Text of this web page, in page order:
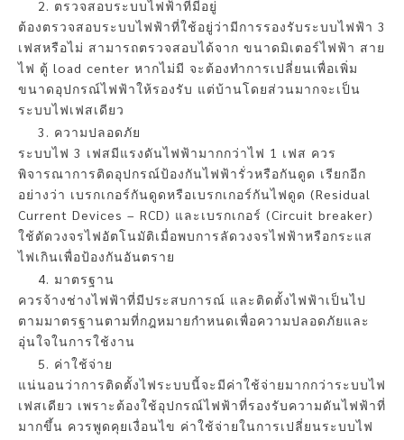
ตรวจสอบระบบไฟฟ้าที่มีอยู่
ต้องตรวจสอบระบบไฟฟ้าที่ใช้อยู่ว่ามีการรองรับระบบไฟฟ้า 3
เฟสหรือไม่ สามารถตรวจสอบได้จาก ขนาดมิเตอร์ไฟฟ้า สาย
ไฟ ตู้ load center หากไม่มี จะต้องทำการเปลี่ยนเพื่อเพิ่ม
ขนาดอุปกรณ์ไฟฟ้าให้รองรับ แต่บ้านโดยส่วนมากจะเป็น
ระบบไฟเฟสเดียว
ความปลอดภัย
ระบบไฟ 3 เฟสมีแรงดันไฟฟ้ามากกว่าไฟ 1 เฟส ควร
พิจารณาการติดอุปกรณ์ป้องกันไฟฟ้ารั่วหรือกันดูด เรียกอีก
อย่างว่า เบรกเกอร์กันดูดหรือเบรกเกอร์กันไฟดูด (Residual
Current Devices – RCD) และเบรกเกอร์ (Circuit breaker)
ใช้ตัดวงจรไฟอัตโนมัติเมื่อพบการลัดวงจรไฟฟ้าหรือกระแส
ไฟเกินเพื่อป้องกันอันตราย
มาตรฐาน
ควรจ้างช่างไฟฟ้าที่มีประสบการณ์ และติดตั้งไฟฟ้าเป็นไป
ตามมาตรฐานตามที่กฎหมายกำหนดเพื่อความปลอดภัยและ
อุ่นใจในการใช้งาน
ค่าใช้จ่าย
แน่นอนว่าการติดตั้งไฟระบบนี้จะมีค่าใช้จ่ายมากกว่าระบบไฟ
เฟสเดียว เพราะต้องใช้อุปกรณ์ไฟฟ้าที่รองรับความดันไฟฟ้าที่
มากขึ้น ควรพูดคุยเงื่อนไข ค่าใช้จ่ายในการเปลี่ยนระบบไฟ